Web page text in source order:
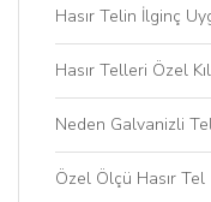
Hasır Telin İlginç
Hasır Telleri Özel
Neden Galvanizli
Özel Ölçü Hasır Tel